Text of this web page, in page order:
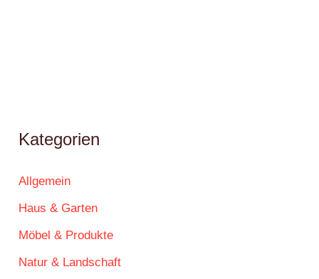
Kategorien
Allgemein
Haus & Garten
Möbel & Produkte
Natur & Landschaft